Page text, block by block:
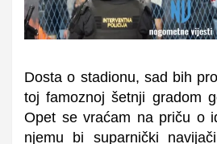
Dosta o stadionu, sad bih
toj famoznoj šetnji gradom
Opet se vraćam na priču o
njemu bi suparnički